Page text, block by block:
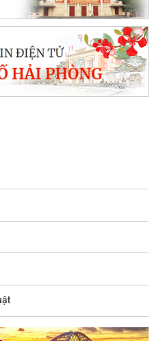
LO, TIẾP SỨC ĐẾN TRƯỜNG
KHĂN TRƯỚC...